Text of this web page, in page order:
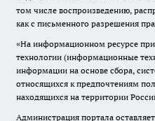
том числе воспроизведению,
как с письменного разрешения
«На информационном ресурсе
технологии (информационные
информации на основе сбора,
относящихся к предпочтениям
находящихся на территории
Администрация портала